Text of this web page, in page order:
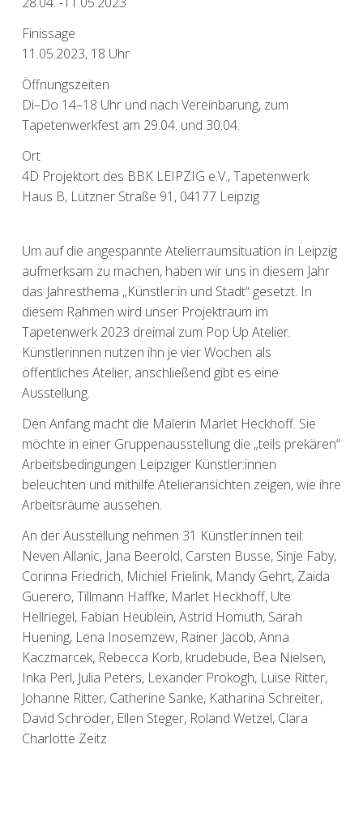
Finissage
11.05.2023, 18 Uhr
Öffnungszeiten
Di–Do 14–18 Uhr und nach Vereinbarung, zum
Tapetenwerkfest am 29.04. und 30.04.
Ort
4D Projektort des BBK LEIPZIG e.V., Tapetenwerk
Haus B, Lützner Straße 91, 04177 Leipzig
Um auf die angespannte Atelierraumsituation in Leipzig
aufmerksam zu machen, haben wir uns in diesem Jahr
das Jahresthema „Künstler:in und Stadt“ gesetzt. In
diesem Rahmen wird unser Projektraum im
Tapetenwerk 2023 dreimal zum Pop Up Atelier.
Künstlerinnen nutzen ihn je vier Wochen als
öffentliches Atelier, anschließend gibt es eine
Ausstellung.
Den Anfang macht die Malerin Marlet Heckhoff. Sie
möchte in einer Gruppenausstellung die „teils prekären“
Arbeitsbedingungen Leipziger Künstler:innen
beleuchten und mithilfe Atelieransichten zeigen, wie ihre
Arbeitsräume aussehen.
An der Ausstellung nehmen 31 Künstler:innen teil:
Neven Allanic, Jana Beerold, Carsten Busse, Sinje Faby,
Corinna Friedrich, Michiel Frielink, Mandy Gehrt, Zaida
Guerero, Tillmann Haffke, Marlet Heckhoff, Ute
Hellriegel, Fabian Heublein, Astrid Homuth, Sarah
Huening, Lena Inosemzew, Rainer Jacob, Anna
Kaczmarcek, Rebecca Korb, krudebude, Bea Nielsen,
Inka Perl, Julia Peters, Lexander Prokogh, Luise Ritter,
Johanne Ritter, Catherine Sanke, Katharina Schreiter,
David Schröder, Ellen Steger, Roland Wetzel, Clara
Charlotte Zeitz